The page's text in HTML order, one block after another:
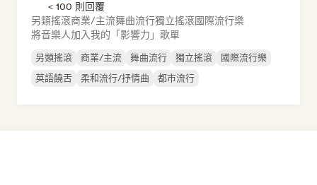
< 100 則回覆
另類搖滾商業/主流舞曲流行獨立搖滾國際流行樂
將音樂人加入我的「影響力」歌單
另類搖滾 商業/主流 舞曲流行 獨立搖滾
國際流行樂
英語饒舌
柔和流行/抒情曲 都市流行